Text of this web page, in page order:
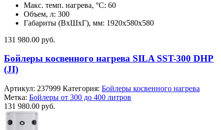
Макс. темп. нагрева, °С: 60
Объем, л: 300
Габариты (ВхШхГ), мм: 1920x580x580
131 980.00 руб.
Бойлеры косвенного нагрева SILA SST-300 DHP
(JI)
Артикул: 237999 Категория: Бойлеры косвенного нагрева
Метка: Бойлеры от 300 до 400 литров
131 980.00 руб.